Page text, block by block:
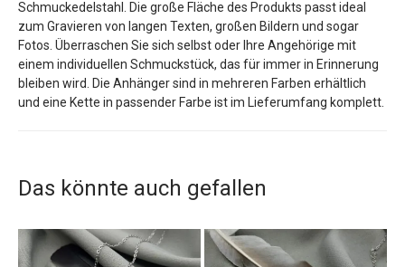
Schmuckedelstahl. Die große Fläche des Produkts passt ideal
zum Gravieren von langen Texten, großen Bildern und sogar
Fotos. Überraschen Sie sich selbst oder Ihre Angehörige mit
einem individuellen Schmuckstück, das für immer in Erinnerung
bleiben wird. Die Anhänger sind in mehreren Farben erhältlich
und eine Kette in passender Farbe ist im Lieferumfang komplett.
Das könnte auch gefallen